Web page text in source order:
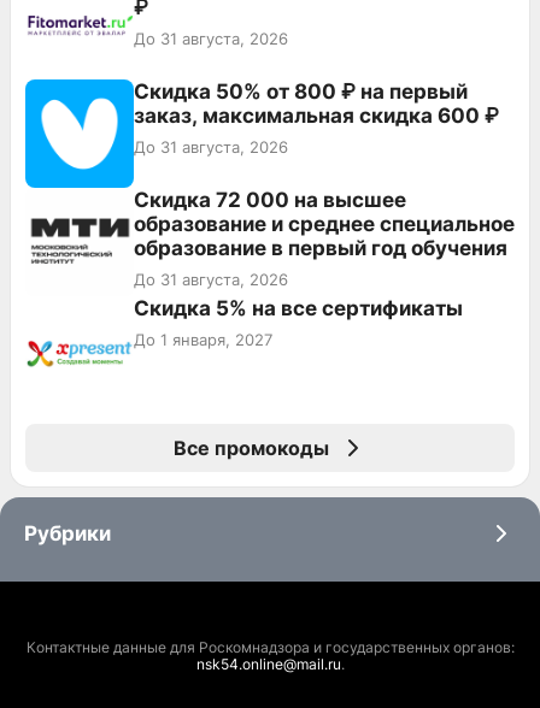
₽
До 31 августа, 2026
Скидка 50% от 800 ₽ на первый
заказ, максимальная скидка 600 ₽
До 31 августа, 2026
Скидка 72 000 на высшее
образование и среднее специальное
образование в первый год обучения
До 31 августа, 2026
Скидка 5% на все сертификаты
До 1 января, 2027
Все промокоды
Рубрики
Контактные данные для Роскомнадзора и государственных органов:
nsk54.online@mail.ru.